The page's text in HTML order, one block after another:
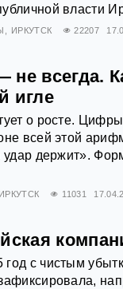
власти
ИРКУТСК 22207
не всегда.
игле
о росте.
всей этой
удар держит».
ИРКУТСК 11031
с чистым